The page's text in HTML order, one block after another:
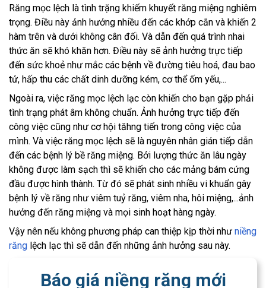
Răng mọc lệch là tình trặng khiếm khuyết răng miệng nghiêm
trọng. Điều này ảnh hưởng nhiều đến các khớp cắn và khiến 2
hàm trên và dưới không cân đối. Và dẫn đến quá trình nhai
thức ăn sẽ khó khăn hơn. Điều này sẽ ảnh hưởng trực tiếp
đến sức khoẻ như mắc các bệnh về đường tiêu hoá, đau bao
tử, hấp thu các chất dinh dưỡng kém, cơ thể ốm yếu,...
Ngoài ra, việc răng mọc lệch lạc còn khiến cho bạn gặp phải
tình trạng phát âm không chuẩn. Ảnh hưởng trực tiếp đến
công việc cũng như cơ hội tăhng tiến trong công việc của
mình. Và việc răng mọc lệch sẽ là nguyên nhân gián tiếp dẫn
đến các bệnh lý bề răng miệng. Bởi lượng thức ăn lâu ngày
không được làm sạch thì sẽ khiến cho các mảng bám cứng
đầu được hình thành. Từ đó sẽ phát sinh nhiều vi khuẩn gây
bệnh lý về răng như viêm tuỷ răng, viêm nha, hôi miệng,...ảnh
hưởng đến răng miệng và mọi sinh hoạt hàng ngày.
Vậy nên nếu không phương pháp can thiệp kịp thời như niềng
răng lệch lạc thì sẽ dẫn đến những ảnh hưởng sau này.
Báo giá niềng răng mới